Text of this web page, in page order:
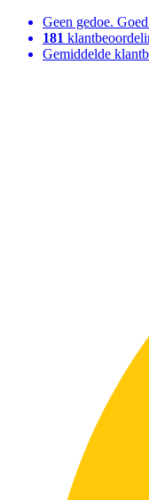
Geen gedoe.
181
Gemiddelde